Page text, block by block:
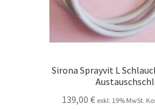
Sirona Sprayvit L
139,00 € exkl. 19% MwSt.